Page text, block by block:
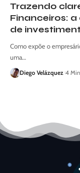
Trazendo
Financeiros:
de
Como expõe o
uma…
Diego Velázquez 4